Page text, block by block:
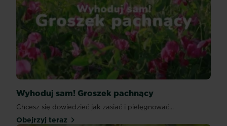
Wyhoduj sam! Groszek pachnący
Chcesz się dowiedzieć jak zasiać i pielęgnować...
Obejrzyj teraz